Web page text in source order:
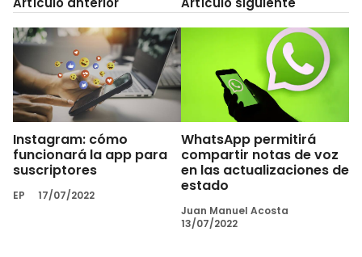
Instagram: cómo
funcionará la app para
suscriptores
EP 17/07/2022
WhatsApp permitirá
compartir notas de voz
en las actualizaciones de
estado
Juan Manuel Acosta
13/07/2022